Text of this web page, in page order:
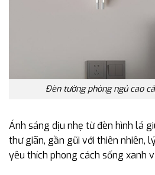
Đèn tường phòng ngủ cao
Ánh sáng dịu nhẹ từ đèn hình lá
thư giãn, gần gũi với thiên nhiên,
yêu thích phong cách sống xanh